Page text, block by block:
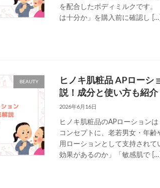
を配合したボディミルクです
は十分か」を購入前に確認し […]
BEAUTY
ヒノキ肌粧品 APローシ
説！成分と使い方も紹介
2026年6月16日
ヒノキ肌粧品のAPローション
コンセプトに、老若男女・年
用ローションとして支持され
効果があるのか」「敏感肌で […]